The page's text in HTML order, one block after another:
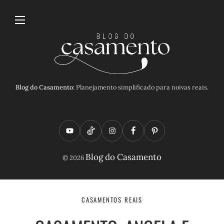
Blog do Casamento:Planejamento simplificado para noivas reais.
Y
o
t
T
i
t
o
I
n
t
a
F
a
e
b
P
i
t
© 2026 Blog do Casamento
CASAMENTOS REAIS